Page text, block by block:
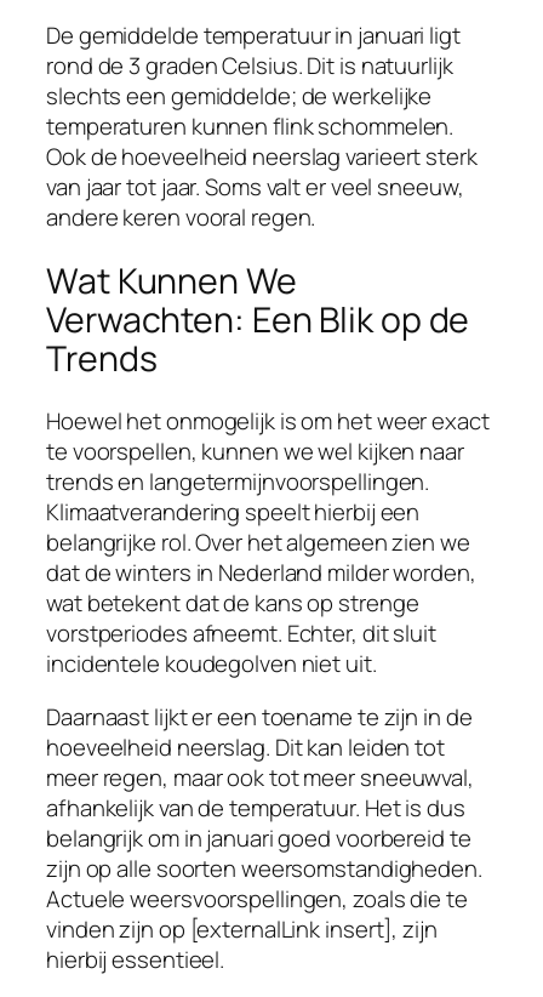
De gemiddelde temperatuur in januari ligt
rond de 3 graden Celsius. Dit is natuurlijk
slechts een gemiddelde; de werkelijke
temperaturen kunnen flink schommelen.
Ook de hoeveelheid neerslag varieert sterk
van jaar tot jaar. Soms valt er veel sneeuw,
andere keren vooral regen.
Wat Kunnen We
Verwachten: Een Blik op de
Trends
Hoewel het onmogelijk is om het weer exact
te voorspellen, kunnen we wel kijken naar
trends en langetermijnvoorspellingen.
Klimaatverandering speelt hierbij een
belangrijke rol. Over het algemeen zien we
dat de winters in Nederland milder worden,
wat betekent dat de kans op strenge
vorstperiodes afneemt. Echter, dit sluit
incidentele koudegolven niet uit.
Daarnaast lijkt er een toename te zijn in de
hoeveelheid neerslag. Dit kan leiden tot
meer regen, maar ook tot meer sneeuwval,
afhankelijk van de temperatuur. Het is dus
belangrijk om in januari goed voorbereid te
zijn op alle soorten weersomstandigheden.
Actuele weersvoorspellingen, zoals die te
vinden zijn op [externalLink insert], zijn
hierbij essentieel.